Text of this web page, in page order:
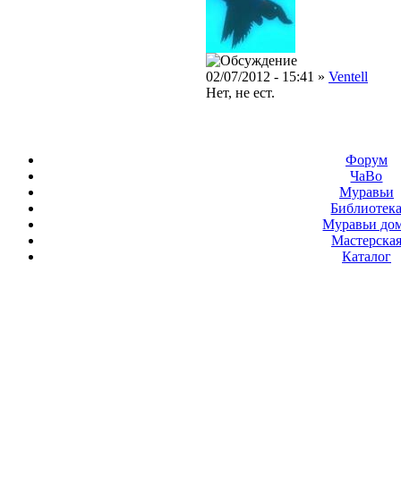
02/07/2012 - 15:41 » Ventell
Нет, не ест.
Форум
ЧаВо
Муравьи
Муравьи
Мастерская
Каталог